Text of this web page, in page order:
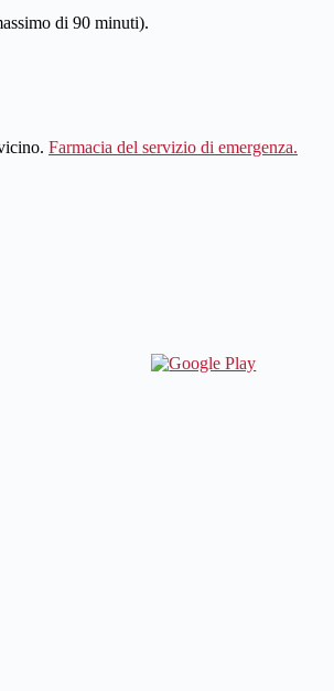
di 90 minuti).
Farmacia del servizio di emergenza.